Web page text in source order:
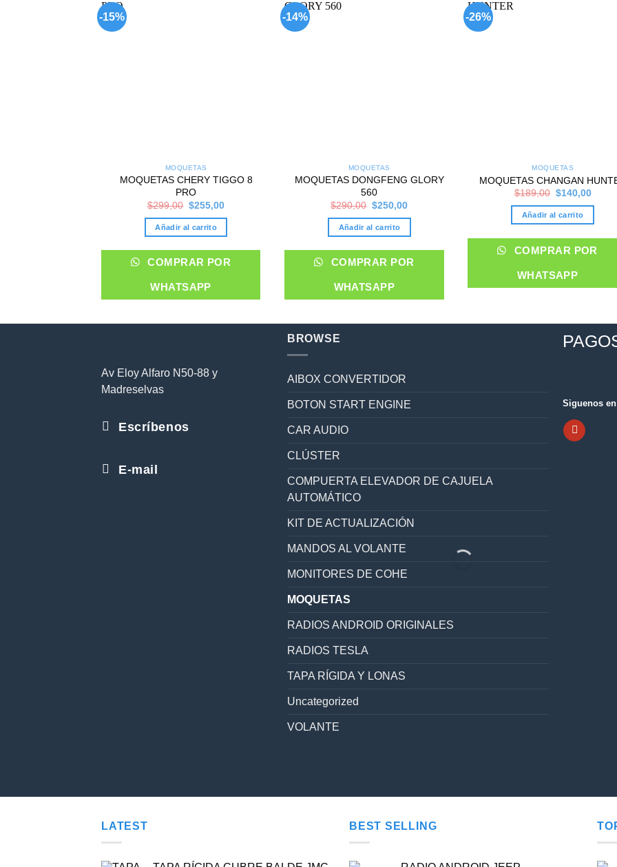
-15%
MOQUETAS
MOQUETAS CHERY TIGGO 8
PRO
$299,00 Original
was:
$299,00.
$255,00Current
is:
Añadir al carrito
COMPRAR POR
WHATSAPP
-14%
MOQUETAS
MOQUETAS DONGFENG GLORY
560
$290,00 Original
was:
$290,00.
$250,00Current
is:
Añadir al carrito
COMPRAR POR
WHATSAPP
-26%
MOQUETAS
MOQUETAS CHANGAN
$189,00 Original
was:
$189,00.
$140,00
is:
Añadir al carrito
COMPRAR POR
WHATSAPP
Av Eloy Alfaro N50-88 y
Madreselvas
Escríbenos
E-mail
BROWSE
AIBOX CONVERTIDOR
BOTON START ENGINE
CAR AUDIO
CLÚSTER
COMPUERTA ELEVADOR DE CAJUELA
AUTOMÁTICO
KIT DE ACTUALIZACIÓN
MANDOS AL VOLANTE
MONITORES DE COHE
MOQUETAS
RADIOS ANDROID ORIGINALES
RADIOS TESLA
TAPA RÍGIDA Y LONAS
Uncategorized
VOLANTE
Siguenos
LATEST BEST SELLING